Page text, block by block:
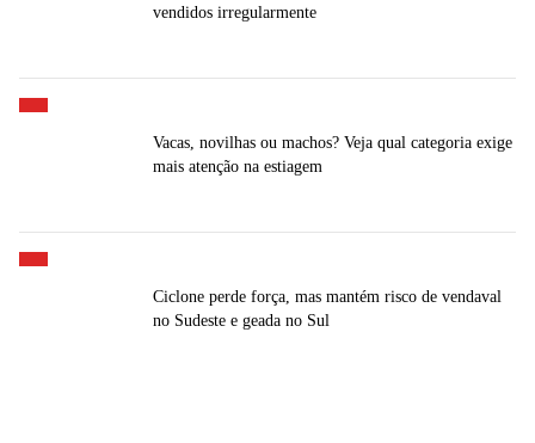
vendidos irregularmente
Vacas, novilhas ou machos? Veja qual categoria exige
mais atenção na estiagem
Ciclone perde força, mas mantém risco de vendaval
no Sudeste e geada no Sul